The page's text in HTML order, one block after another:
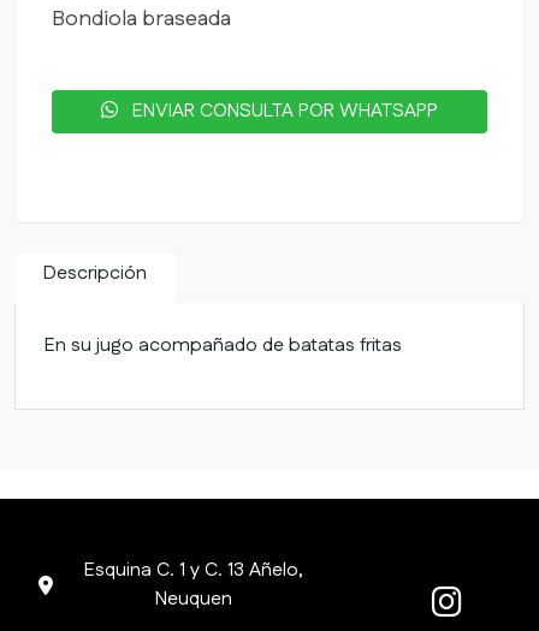
Bondiola braseada
ENVIAR CONSULTA POR WHATSAPP
Descripción
En su jugo acompañado de batatas fritas
Esquina C. 1 y C. 13 Añelo,
Neuquen